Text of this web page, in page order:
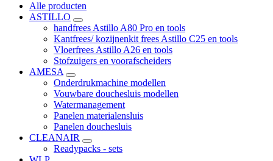
Alle producten
ASTILLO
handfrees Astillo A80 Pro en tools
Kantfrees/ kozijnenkit frees Astillo C25 en tools
Vloerfrees Astillo A26 en tools
Stofzuigers en voorafscheiders
AMESA
Onderdrukmachine modellen
Vouwbare douchesluis modellen
Watermanagement
Panelen materialensluis
Panelen douchesluis
CLEANAIR
Readypacks - sets